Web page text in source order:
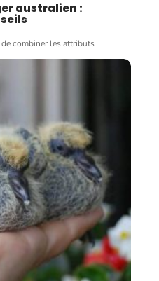
australien :
combiner les attributs